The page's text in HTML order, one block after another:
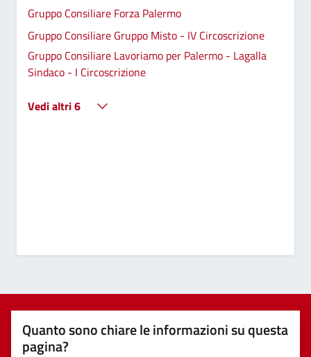
Gruppo Consiliare Forza Palermo
Gruppo Consiliare Gruppo Misto - IV Circoscrizione
Gruppo Consiliare Lavoriamo per Palermo - Lagalla
Sindaco - I Circoscrizione
Vedi altri 6
Quanto sono chiare le informazioni su questa
pagina?